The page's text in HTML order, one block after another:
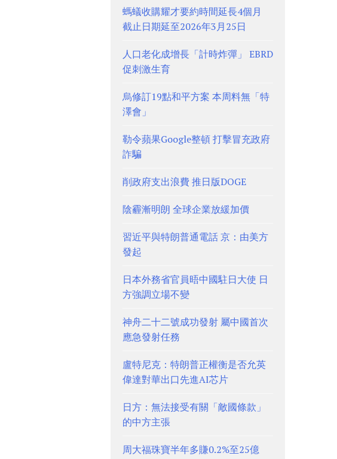
螞蟻收購耀才要約時間延長4個月
截止日期延至2026年3月25日
人口老化成增長「計時炸彈」 EBRD
促刺激生育
烏修訂19點和平方案 本周料無「特
澤會」
勒令蘋果Google整頓 打擊冒充政府
詐騙
削政府支出浪費 推日版DOGE
陰霾漸明朗 全球企業放緩加價
習近平與特朗普通電話 京：由美方
發起
日本外務省官員晤中國駐日大使 日
方強調立場不變
神舟二十二號成功發射 屬中國首次
應急發射任務
盧特尼克：特朗普正權衡是否允英
偉達對華出口先進AI芯片
日方：無法接受有關「敵國條款」
的中方主張
周大福珠寶半年多賺0.2%至25億